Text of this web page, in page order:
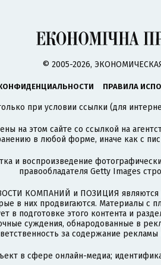
© 2005-2026,
ПРАВИЛА
при условии ссылки (для
на этом сайте со ссылкой на
в любой форме, иначе как с
и воспроизведение
правообладателя Getty Images
КОМПАНИЙ и ПОЗИЦИЯ являются
в них продвигаются. Материалы
в подготовке этого контента и
суждения, обнародованные в
за содержание рекламы
в сфере онлайн-медиа;